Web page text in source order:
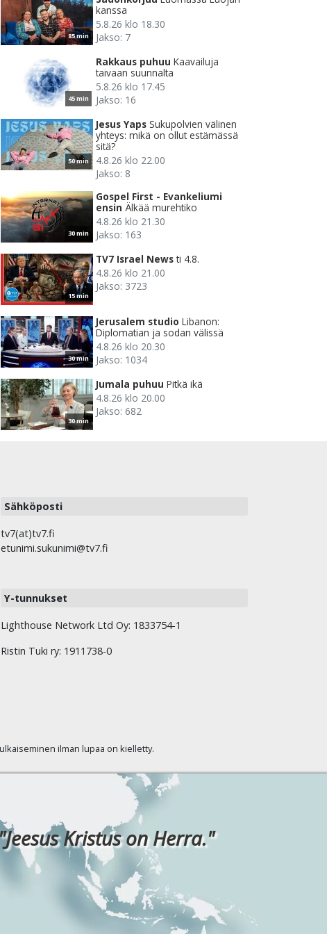
85 min
kanssa
5.8.26 klo 18.30
Jakso: 7
45 min
Rakkaus puhuu Kaavailuja
taivaan suunnalta
5.8.26 klo 17.45
Jakso: 16
50 min
Jesus Yaps Sukupolvien välinen
yhteys: mikä on ollut estämässä
sitä?
4.8.26 klo 22.00
Jakso: 8
30 min
Gospel First - Evankeliumi
ensin Älkää murehtiko
4.8.26 klo 21.30
Jakso: 163
15 min
TV7 Israel News ti 4.8.
4.8.26 klo 21.00
Jakso: 3723
30 min
Jerusalem studio Libanon:
Diplomatian ja sodan välissä
4.8.26 klo 20.30
Jakso: 1034
30 min
Jumala puhuu Pitkä ikä
4.8.26 klo 20.00
Jakso: 682
Sähköposti
tv7(at)tv7.fi
etunimi.sukunimi@tv7.fi
Y-tunnukset
Lighthouse Network Ltd Oy: 1833754-1
Ristin Tuki ry: 1911738-0
ilman lupaa on kielletty.
Kristus on Herra."